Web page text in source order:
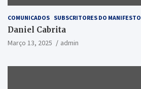
COMUNICADOS SUBSCRITORES DO MANIFESTO
Daniel Cabrita
Março 13, 2025 admin